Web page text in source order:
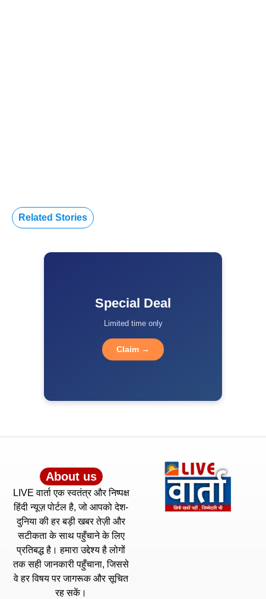
Related Stories
Special Deal
Limited time only
Claim →
About us
LIVE वार्ता एक स्वतंत्र और निष्पक्ष
हिंदी न्यूज़ पोर्टल है, जो आपको देश-
दुनिया की हर बड़ी खबर तेज़ी और
सटीकता के साथ पहुँचाने के लिए
प्रतिबद्ध है। हमारा उद्देश्य है लोगों
तक सही जानकारी पहुँचाना, जिससे
वे हर विषय पर जागरूक और सूचित
रह सकें।